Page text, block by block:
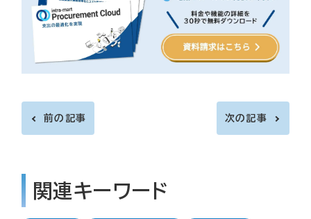
前の記事 次の記事
関連キーワード